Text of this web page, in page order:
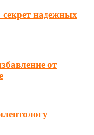
надежных
от